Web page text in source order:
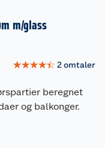
m/glass
☆☆☆☆☆ 2omtaler
beregnet
og balkonger.